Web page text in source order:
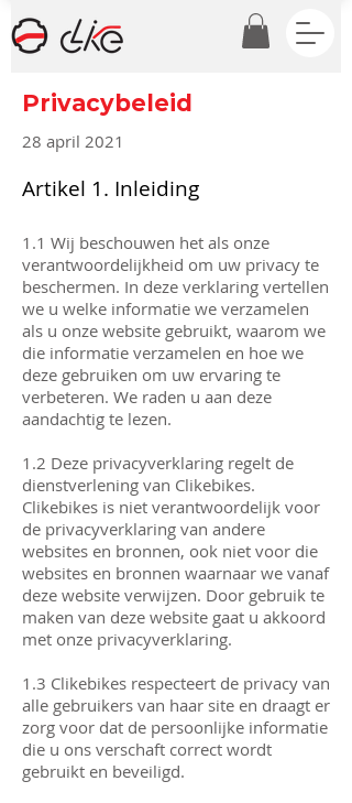
Privacybeleid
28 april 2021
Artikel 1. Inleiding
1.1 Wij beschouwen het als onze
verantwoordelijkheid om uw privacy te
beschermen. In deze verklaring vertellen
we u welke informatie we verzamelen
als u onze website gebruikt, waarom we
die informatie verzamelen en hoe we
deze gebruiken om uw ervaring te
verbeteren. We raden u aan deze
aandachtig te lezen.
1.2 Deze privacyverklaring regelt de
dienstverlening van Clikebikes.
Clikebikes is niet verantwoordelijk voor
de privacyverklaring van andere
websites en bronnen, ook niet voor die
websites en bronnen waarnaar we vanaf
deze website verwijzen. Door gebruik te
maken van deze website gaat u akkoord
met onze privacyverklaring.
1.3 Clikebikes respecteert de privacy van
alle gebruikers van haar site en draagt ​​er
zorg voor dat de persoonlijke informatie
die u ons verschaft correct wordt
gebruikt en beveiligd.